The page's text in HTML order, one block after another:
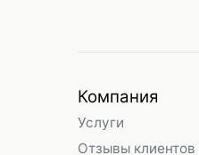
Компания
Услуги
Отзывы клиентов